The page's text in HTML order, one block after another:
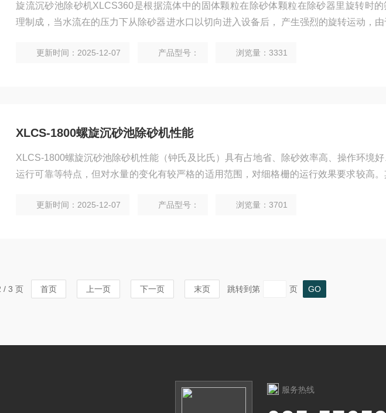
旋流沉砂池除砂机XLCS360是根据流体中的固体颗粒在除砂体颗粒在除砂器里旋转时的
理制成，当水流在的压力下从除砂器进水口以切向进入设备后， 产生强烈的旋转运动，
出，密度大的砂粒 由设备底部的排污口排出， 沿水流共同上浮的个别微小颗粒再由第
更新时间：2025-12-07 产品型号： 浏览量：3331
XLCS-1800螺旋沉砂池除砂机性能
XLCS-1800螺旋沉砂池除砂机性能（钟氏及比氏）具有占地省、除砂效率高、操作环境
运行可靠等特点，但对水量的变化有较严格的适用范围，对细格栅的运行效果要求较高
更新时间：2025-12-07 产品型号： 浏览量：3701
/ 3 页 首页 上一页 下一页 末页 跳转到第 页
服务热线